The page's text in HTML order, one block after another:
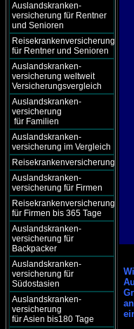
Auslandskranken-
versicherung für Rentner
und Senioren
Reisekrankenversicherung
für Rentner und Senioren
Auslandskranken-
versicherung weltweit
Versicherungsvergleich
Auslandskranken-
versicherung
für Familien
Auslandskranken-
versicherung im Vergleich
Reisekrankenversicherung
Auslandskranken-
versicherung für Firmen
Reisekrankenversicherung
für Firmen bis 365 Tage
Auslandskranken-
versicherung für
Backpacker
Auslandskranken-
versicherung für
Südostasien
Auslandskranken-
versicherung
für Asien bis180 Tage